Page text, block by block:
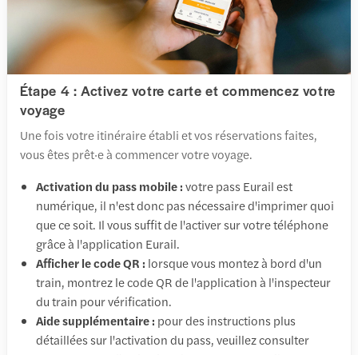
Étape 4 : Activez votre carte et commencez votre
voyage
Une fois votre itinéraire établi et vos réservations faites,
vous êtes prêt·e à commencer votre voyage.
Activation du pass mobile :votre pass Eurail est
numérique, il n'est donc pas nécessaire d'imprimer quoi
que ce soit. Il vous suffit de l'activer sur votre téléphone
grâce à l'application Eurail.
Afficher le code QR : lorsque vous montez à bord d'un
train, montrez le code QR de l'application à l'inspecteur
du train pour vérification.
Aide supplémentaire : pour des instructions plus
détaillées sur l'activation du pass, veuillez consulter